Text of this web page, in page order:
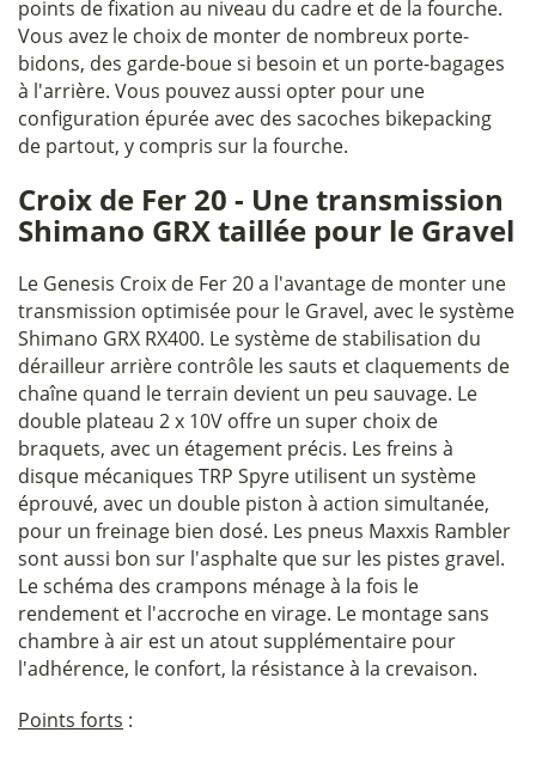
points de fixation au niveau du cadre et de la fourche.
Vous avez le choix de monter de nombreux porte-
bidons, des garde-boue si besoin et un porte-bagages
à l'arrière. Vous pouvez aussi opter pour une
configuration épurée avec des sacoches bikepacking
de partout, y compris sur la fourche.
Croix de Fer 20 - Une transmission
Shimano GRX taillée pour le Gravel
Le Genesis Croix de Fer 20 a l'avantage de monter une
transmission optimisée pour le Gravel, avec le système
Shimano GRX RX400. Le système de stabilisation du
dérailleur arrière contrôle les sauts et claquements de
chaîne quand le terrain devient un peu sauvage. Le
double plateau 2 x 10V offre un super choix de
braquets, avec un étagement précis. Les freins à
disque mécaniques TRP Spyre utilisent un système
éprouvé, avec un double piston à action simultanée,
pour un freinage bien dosé. Les pneus Maxxis Rambler
sont aussi bon sur l'asphalte que sur les pistes gravel.
Le schéma des crampons ménage à la fois le
rendement et l'accroche en virage. Le montage sans
chambre à air est un atout supplémentaire pour
l'adhérence, le confort, la résistance à la crevaison.
Points forts :